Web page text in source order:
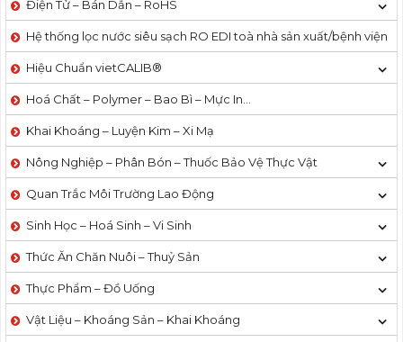
Điện Tử – Bán Dẫn – RoHS
Hệ thống lọc nước siêu sạch RO EDI​​ toà nhà sản xuất/bệnh viện
Hiệu Chuẩn vietCALIB®
Hoá Chất – Polymer – Bao Bì – Mực In…
Khai Khoáng – Luyện Kim – Xi Mạ
Nông Nghiệp – Phân Bón – Thuốc Bảo Vệ Thực Vật
Quan Trắc Môi Trường Lao Động
Sinh Học – Hoá Sinh – Vi Sinh
Thức Ăn Chăn Nuôi – Thuỷ Sản
Thực Phẩm – Đồ Uống
Vật Liệu – Khoáng Sản – Khai Khoáng